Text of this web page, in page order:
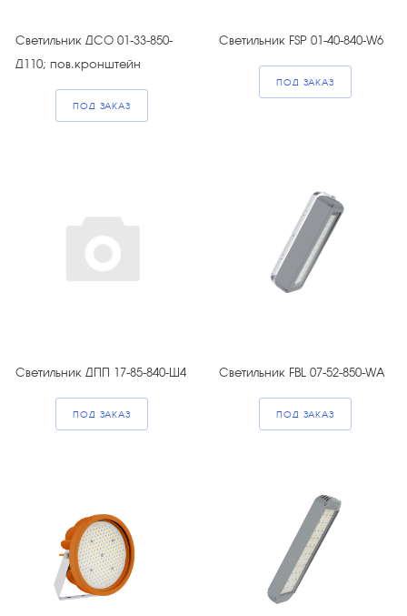
Светильник ДСО 01-33-850-
Д110; пов.кронштейн
ПОД ЗАКАЗ
Светильник FSP 01-40-840-W6
ПОД ЗАКАЗ
Светильник ДПП 17-85-840-Ш4
ПОД ЗАКАЗ
Светильник FBL 07-52-850-WA
ПОД ЗАКАЗ